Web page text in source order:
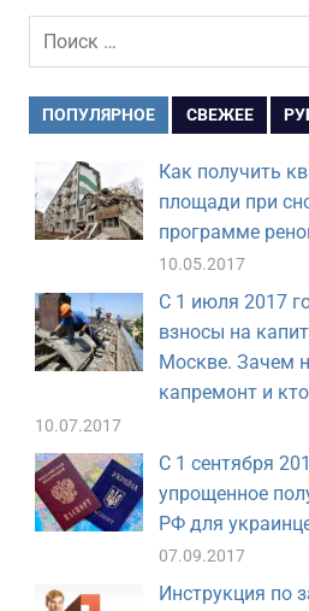
Поиск
ПОПУЛЯРНОЕ СВЕЖЕЕ
Как получить
площади при
программе
10.05.2017
С 1 июля 2017
взносы на
Москве. Зачем
капремонт и
10.07.2017
С 1 сентября
упрощенное
РФ для
07.09.2017
Инструкция по